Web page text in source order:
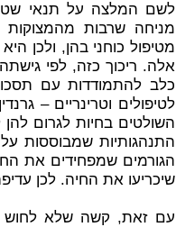
לשם המלצה על תנאי שטח
מניחה שרבות מהמצוקות
מטיפול כוחני בהן, ולכן
אלה. ריכוך כזה, לפי
כלב להתמודדות עם
לטיפולים וטרינריים –
השולטים בחיות לגרום
התנהגותיות שמבוססות
הגורמים שמפחידים את
שיכריעו את החיה. לכן
עם זאת, קשה שלא לחוש